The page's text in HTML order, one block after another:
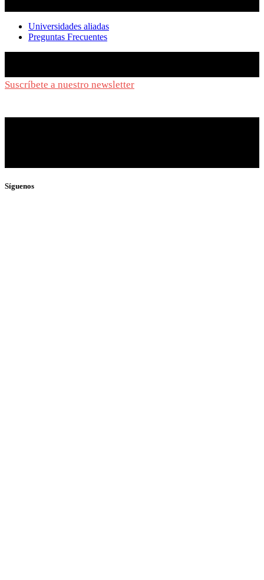
Universidades aliadas
Preguntas Frecuentes
Suscríbete a nuestro newsletter
Síguenos